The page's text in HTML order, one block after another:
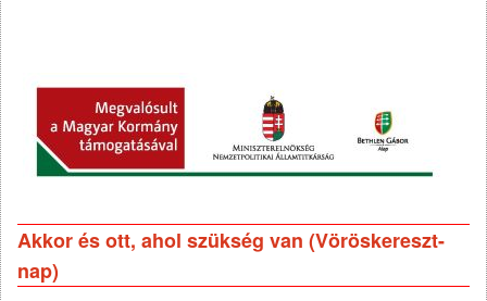
Akkor és ott, ahol szükség van (Vöröskereszt-
nap)